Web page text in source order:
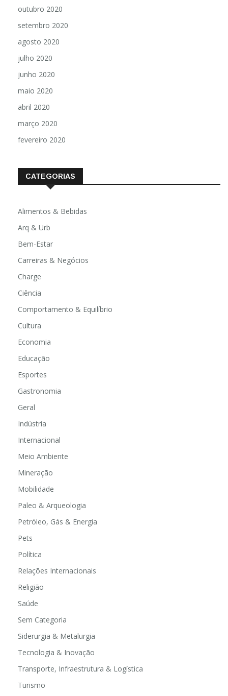
outubro 2020
setembro 2020
agosto 2020
julho 2020
junho 2020
maio 2020
abril 2020
março 2020
fevereiro 2020
CATEGORIAS
Alimentos & Bebidas
Arq & Urb
Bem-Estar
Carreiras & Negócios
Charge
Ciência
Comportamento & Equilíbrio
Cultura
Economia
Educação
Esportes
Gastronomia
Geral
Indústria
Internacional
Meio Ambiente
Mineração
Mobilidade
Paleo & Arqueologia
Petróleo, Gás & Energia
Pets
Política
Relações Internacionais
Religião
Saúde
Sem Categoria
Siderurgia & Metalurgia
Tecnologia & Inovação
Transporte, Infraestrutura & Logística
Turismo